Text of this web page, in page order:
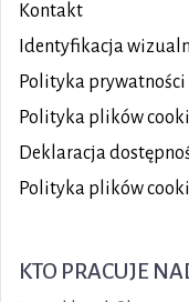
Kontakt
Identyfikacja
Polityka prywatności
Polityka plików
Deklaracja
Polityka plików
KTO PRACUJE